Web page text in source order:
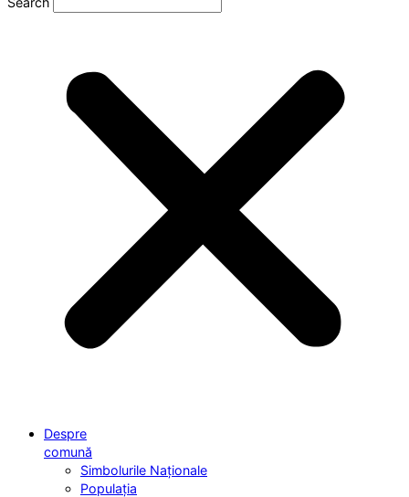
Despre
comună
Simbolurile Naționale
Populația